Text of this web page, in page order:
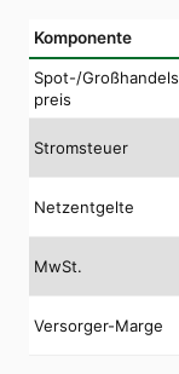
Komponente
Spot-/Großhandels
preis
Stromsteuer
Netzentgelte
MwSt.
Versorger-Marge